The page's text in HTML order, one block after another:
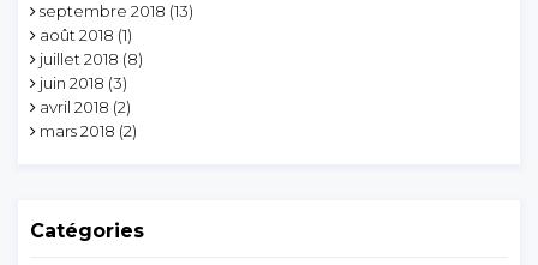
septembre 2018 (13)
août 2018 (1)
juillet 2018 (8)
juin 2018 (3)
avril 2018 (2)
mars 2018 (2)
Catégories